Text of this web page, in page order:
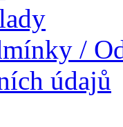
/
údajů